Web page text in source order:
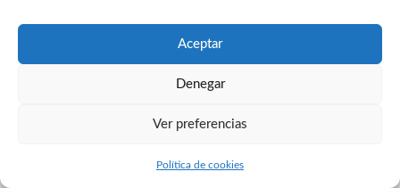
Aceptar
Denegar
Ver preferencias
Política de cookies